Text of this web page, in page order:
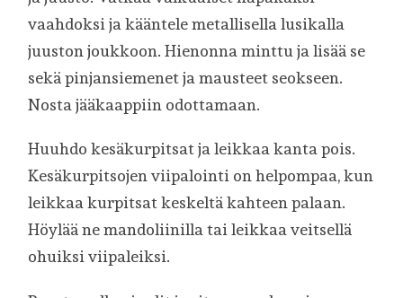
vaahdoksi ja kääntele metallisella lusikalla
juuston joukkoon. Hienonna minttu ja lisää se
sekä pinjansiemenet ja mausteet seokseen.
Nosta jääkaappiin odottamaan.
Huuhdo kesäkurpitsat ja leikkaa kanta pois.
Kesäkurpitsojen viipalointi on helpompaa, kun
leikkaa kurpitsat keskeltä kahteen palaan.
Höylää ne mandoliinilla tai leikkaa veitsellä
ohuiksi viipaleiksi.